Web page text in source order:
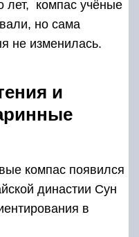
лет, компас учёные
но сама
не изменилась.
и
компас появился
династии Сун
в